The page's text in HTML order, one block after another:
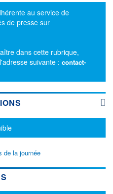
au service de
de presse sur
dans cette rubrique,
suivante : contact-
de la journée